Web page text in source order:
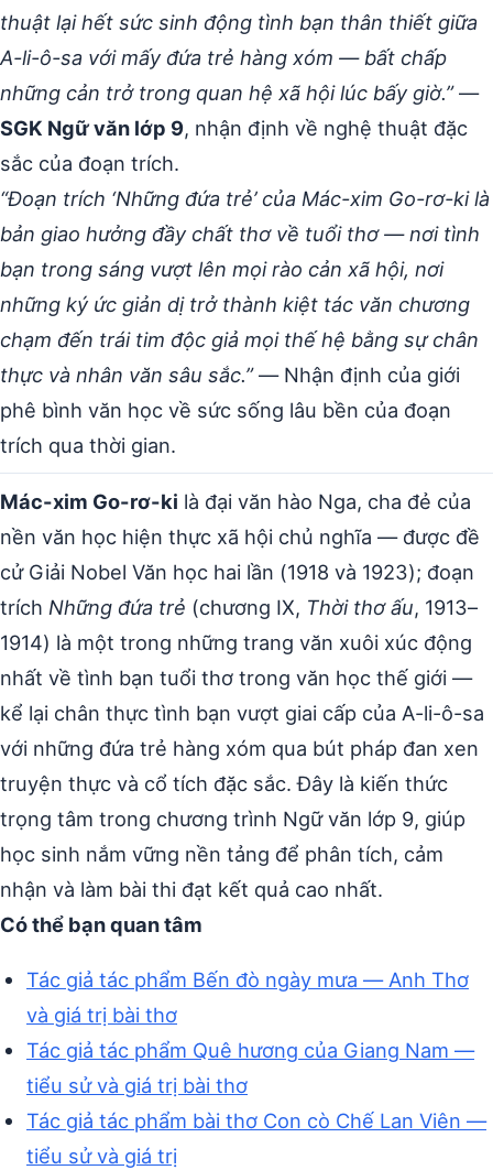
thuật lại hết sức sinh động tình bạn thân thiết giữa
A-li-ô-sa với mấy đứa trẻ hàng xóm — bất chấp
những cản trở trong quan hệ xã hội lúc bấy giờ.”—
SGK Ngữ văn lớp 9, nhận định về nghệ thuật đặc
sắc của đoạn trích.
“Đoạn trích ‘Những đứa trẻ’ của Mác-xim Go-rơ-ki là
bản giao hưởng đầy chất thơ về tuổi thơ — nơi tình
bạn trong sáng vượt lên mọi rào cản xã hội, nơi
những ký ức giản dị trở thành kiệt tác văn chương
chạm đến trái tim độc giả mọi thế hệ bằng sự chân
thực và nhân văn sâu sắc.”— Nhận định của giới
phê bình văn học về sức sống lâu bền của đoạn
trích qua thời gian.
Mác-xim Go-rơ-ki là đại văn hào Nga, cha đẻ của
nền văn học hiện thực xã hội chủ nghĩa — được đề
cử Giải Nobel Văn học hai lần (1918 và 1923); đoạn
trích Những đứa trẻ (chương IX, Thời thơ ấu, 1913–
1914) là một trong những trang văn xuôi xúc động
nhất về tình bạn tuổi thơ trong văn học thế giới —
kể lại chân thực tình bạn vượt giai cấp của A-li-ô-sa
với những đứa trẻ hàng xóm qua bút pháp đan xen
truyện thực và cổ tích đặc sắc. Đây là kiến thức
trọng tâm trong chương trình Ngữ văn lớp 9, giúp
học sinh nắm vững nền tảng để phân tích, cảm
nhận và làm bài thi đạt kết quả cao nhất.
Có thể bạn quan tâm
Tác giả tác phẩm Bến đò ngày mưa — Anh Thơ
và giá trị bài thơ
Tác giả tác phẩm Quê hương của Giang Nam —
tiểu sử và giá trị bài thơ
Tác giả tác phẩm bài thơ Con cò Chế Lan Viên —
tiểu sử và giá trị